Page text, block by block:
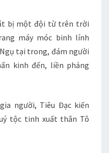
bị một đội từ trên trời
máy móc binh lính
tại trong, đám người
kinh đến, liền phảng
người, Tiêu Đạc kiến
tộc tinh xuất thân Tô